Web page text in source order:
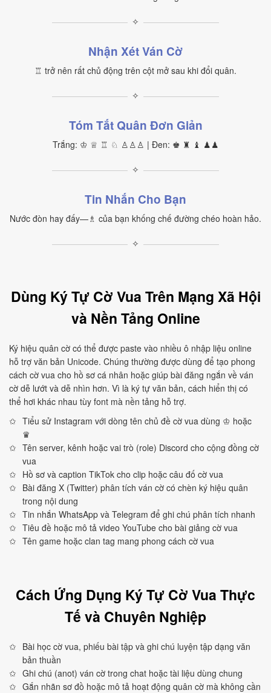
✧
Nhận Xét Ván Cờ
♖ trở nên rất chủ động trên cột mở sau khi đổi quân.
✧
Tóm Tắt Quân Đơn Giản
Trắng: ♔ ♕ ♖ ♘ ♙♙♙ | Đen: ♚ ♜ ♝ ♟♟
✧
Tin Nhắn Cho Bạn
Nước đòn hay đấy—♗ của bạn khống chế đường chéo hoàn hảo.
✧
Dùng Ký Tự Cờ Vua Trên Mạng Xã Hội
và Nền Tảng Online
Ký hiệu quân cờ có thể được paste vào nhiều ô nhập liệu online
hỗ trợ văn bản Unicode. Chúng thường được dùng để tạo phong
cách cờ vua cho hồ sơ cá nhân hoặc giúp bài đăng ngắn về ván
cờ dễ lướt và dễ nhìn hơn. Vì là ký tự văn bản, cách hiển thị có
thể hơi khác nhau tùy font mà nền tảng hỗ trợ.
Tiểu sử Instagram với dòng tên chủ đề cờ vua dùng ♔ hoặc
♛
Tên server, kênh hoặc vai trò (role) Discord cho cộng đồng cờ
vua
Hồ sơ và caption TikTok cho clip hoặc câu đố cờ vua
Bài đăng X (Twitter) phân tích ván cờ có chèn ký hiệu quân
trong nội dung
Tin nhắn WhatsApp và Telegram để ghi chú phân tích nhanh
Tiêu đề hoặc mô tả video YouTube cho bài giảng cờ vua
Tên game hoặc clan tag mang phong cách cờ vua
Cách Ứng Dụng Ký Tự Cờ Vua Thực
Tế và Chuyên Nghiệp
Bài học cờ vua, phiếu bài tập và ghi chú luyện tập dạng văn
bản thuần
Ghi chú (anot) ván cờ trong chat hoặc tài liệu dùng chung
Gắn nhãn sơ đồ hoặc mô tả hoạt động quân cờ mà không cần